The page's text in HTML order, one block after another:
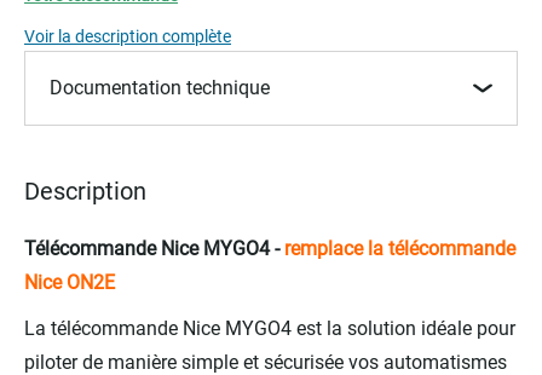
beginning
of
the
images
Voir la description complète
Documentation technique
Description
Télécommande Nice MYGO4- remplace la télécommande
Nice ON2E
La télécommande Nice MYGO4 est la solution idéale pour
piloter de manière simple et sécurisée vos automatismes